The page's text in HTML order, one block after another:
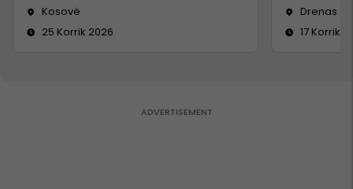
Kosovë
25 Korrik 2026
Drenas
17 Korrik